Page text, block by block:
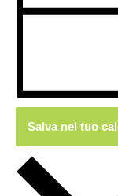
Salva nel tuo